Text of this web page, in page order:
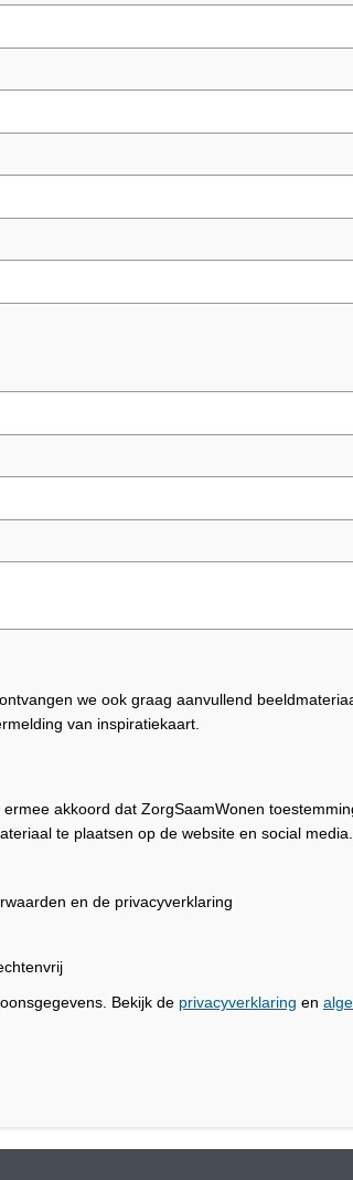
we ook graag aanvullend
van inspiratiekaart.
akkoord dat ZorgSaamWonen
te plaatsen op de website en social media.
en de privacyverklaring
Bekijk de privacyverklaring en